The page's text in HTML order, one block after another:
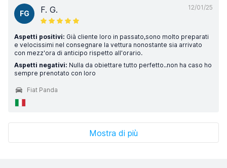
12/01/25
FG F. G.
Aspetti positivi: Già cliente loro in passato,sono molto preparati
e velocissimi nel consegnare la vettura nonostante sia arrivato
con mezz'ora di anticipo rispetto all'orario.
Aspetti negativi: Nulla da obiettare tutto perfetto..non ha caso ho
sempre prenotato con loro
Fiat Panda
Mostra di più